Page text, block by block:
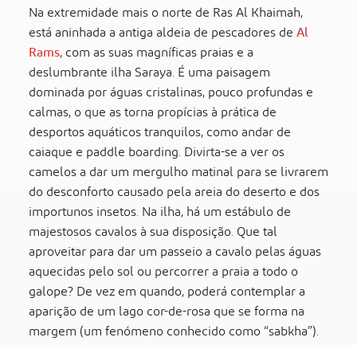
Na extremidade mais o norte de Ras Al Khaimah,
está aninhada a antiga aldeia de pescadores deAl
Rams, com as suas magníficas praias e a
deslumbrante ilha Saraya. É uma paisagem
dominada por águas cristalinas, pouco profundas e
calmas, o que as torna propícias à prática de
desportos aquáticos tranquilos, como andar de
caiaque e paddle boarding. Divirta-se a ver os
camelos a dar um mergulho matinal para se livrarem
do desconforto causado pela areia do deserto e dos
importunos insetos. Na ilha, há um estábulo de
majestosos cavalos à sua disposição. Que tal
aproveitar para dar um passeio a cavalo pelas águas
aquecidas pelo sol ou percorrer a praia a todo o
galope? De vez em quando, poderá contemplar a
aparição de um lago cor-de-rosa que se forma na
margem (um fenómeno conhecido como “sabkha”).